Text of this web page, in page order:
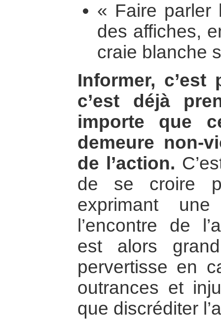
« Faire parler
des affiches,
craie blanche
Informer,
c’est déjà
importe que
demeure non-
de l’action.
de se croire
exprimant
l’encontre de
est alors
pervertisse en
outrances et
que discréditer